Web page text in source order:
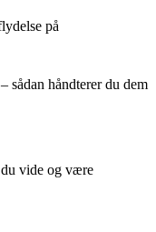
på
sådan håndterer du dem
vide og være